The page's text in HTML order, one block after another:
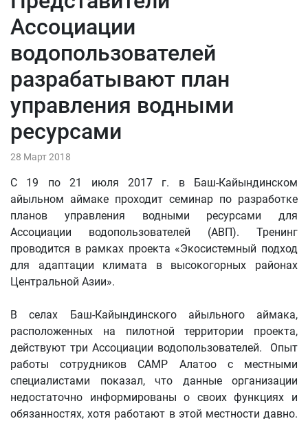
Ассоциации
водопользователей
разрабатывают план
управления водными
ресурсами
28 Март 2018
С 19 по 21 июля 2017 г. в Баш-Кайындинском
айыльном аймаке проходит семинар по разработке
планов управления водными ресурсами для
Ассоциации водопользователей (АВП). Тренинг
проводится в рамках проекта «Экосистемный подход
для адаптации климата в высокогорных районах
Центральной Азии».
В селах Баш-Кайындинского айыльного аймака,
расположенных на пилотной территории проекта,
действуют три Ассоциации водопользователей. Опыт
работы сотрудников CAMP Алатоо с местными
специалистами показал, что данные организации
недостаточно информированы о своих функциях и
обязанностях, хотя работают в этой местности давно.